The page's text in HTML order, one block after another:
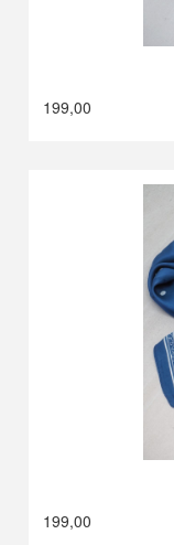
199,00
199,00